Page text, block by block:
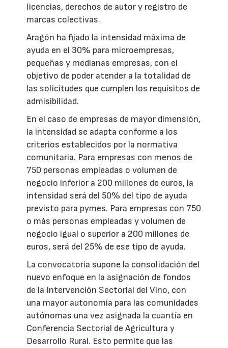
licencias, derechos de autor y registro de
marcas colectivas.
Aragón ha fijado la intensidad máxima de
ayuda en el 30% para microempresas,
pequeñas y medianas empresas, con el
objetivo de poder atender a la totalidad de
las solicitudes que cumplen los requisitos de
admisibilidad.
En el caso de empresas de mayor dimensión,
la intensidad se adapta conforme a los
criterios establecidos por la normativa
comunitaria. Para empresas con menos de
750 personas empleadas o volumen de
negocio inferior a 200 millones de euros, la
intensidad será del 50% del tipo de ayuda
previsto para pymes. Para empresas con 750
o más personas empleadas y volumen de
negocio igual o superior a 200 millones de
euros, será del 25% de ese tipo de ayuda.
La convocatoria supone la consolidación del
nuevo enfoque en la asignación de fondos
de la Intervención Sectorial del Vino, con
una mayor autonomía para las comunidades
autónomas una vez asignada la cuantía en
Conferencia Sectorial de Agricultura y
Desarrollo Rural. Esto permite que las